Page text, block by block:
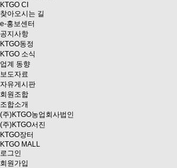
KTGO CI
찾아오시는 길
e-홍보센터
공지사항
KTGO동정
KTGO 소식
업계 동향
보도자료
자유게시판
회원조합
조합소개
(주)KTGO농업회사법인
(주)KTGO서진
KTGO장터
KTGO MALL
로그인
회원가입